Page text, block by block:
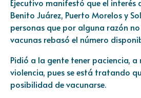
Ejecutivo manifestó que el interés
Benito Juárez, Puerto Morelos y
personas que por alguna razón
vacunas rebasó el número
Pidió a la gente tener paciencia, a
violencia, pues se está tratando
posibilidad de vacunarse.